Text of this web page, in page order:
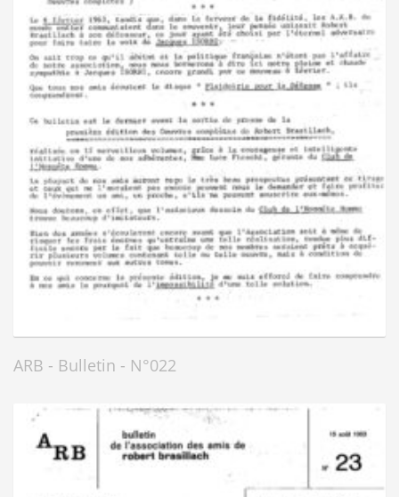
ARB - Bulletin - N°022